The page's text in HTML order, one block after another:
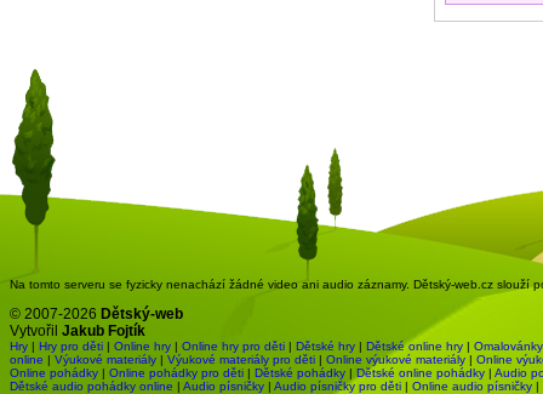
Na tomto serveru se fyzicky nenachází žádné video ani audio záznamy. Dětský-web.cz slouží
© 2007-2026 Dětský-web
Vytvořil Jakub Fojtík
Hry | Hry pro děti | Online hry | Online hry pro děti | Dětské hry | Dětské online hry | Omalovánky
online | Výukové materiály | Výukové materiály pro děti | Online výukové materiály | Online
Online pohádky | Online pohádky pro děti | Dětské pohádky | Dětské online pohádky | Audio
Dětské audio pohádky online | Audio písničky | Audio písničky pro děti | Online audio písničky |